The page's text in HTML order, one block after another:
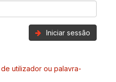
Iniciar sessão
utilizador ou palavra-